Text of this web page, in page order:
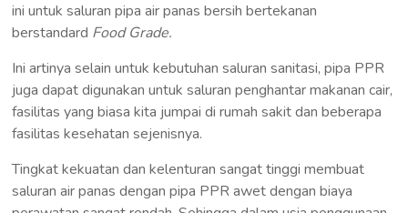
ini untuk saluran pipa air panas bersih bertekanan
berstandard Food Grade.
Ini artinya selain untuk kebutuhan saluran sanitasi, pipa PPR
juga dapat digunakan untuk saluran penghantar makanan cair,
fasilitas yang biasa kita jumpai di rumah sakit dan beberapa
fasilitas kesehatan sejenisnya.
Tingkat kekuatan dan kelenturan sangat tinggi membuat
saluran air panas dengan pipa PPR awet dengan biaya